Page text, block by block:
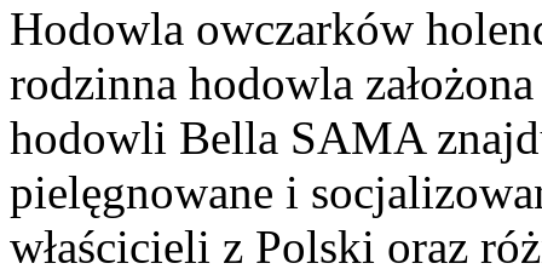
Hodowla owczarków
rodzinna hodowla
hodowli Bella SAMA
pielęgnowane i
właścicieli z Polski oraz